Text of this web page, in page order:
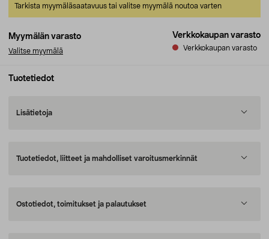
Myymälän varasto
Valitse myymälä
Verkkokaupan varasto
Verkkokaupan varasto
Tarkista myymäläsaatavuus tai valitse myymälä noutoa varten
Tuotetiedot
Lisätietoja
Tuotetiedot, liitteet ja mahdolliset varoitusmerkinnät
Ostotiedot, toimitukset ja palautukset